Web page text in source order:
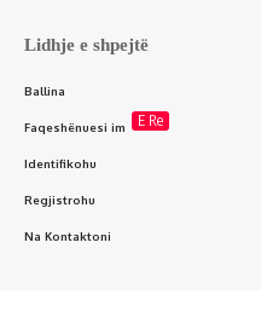
Lidhje e shpejtë
Ballina
Faqeshënuesi im E Re
Identifikohu
Regjistrohu
Na Kontaktoni